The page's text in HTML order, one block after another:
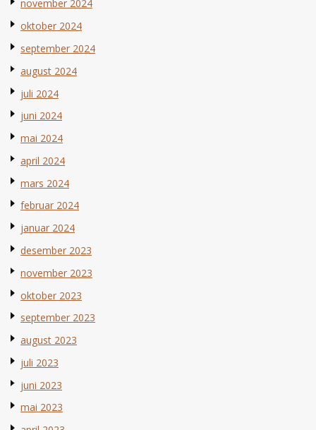
november 2024
oktober 2024
september 2024
august 2024
juli 2024
juni 2024
mai 2024
april 2024
mars 2024
februar 2024
januar 2024
desember 2023
november 2023
oktober 2023
september 2023
august 2023
juli 2023
juni 2023
mai 2023